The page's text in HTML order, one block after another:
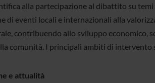
alla partecipazione al dibattito su temi
di eventi locali e internazionali alla
contribuendo allo sviluppo economico,
comunità. I principali ambiti di intervento
e attualità